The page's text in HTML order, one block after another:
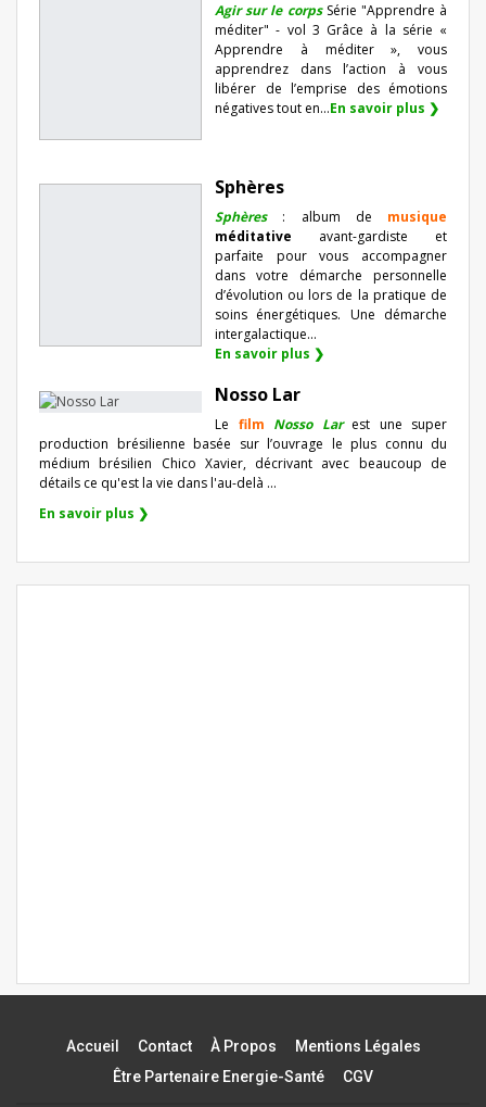
Agir sur le corpsSérie "Apprendre à
méditer" - vol 3 Grâce à la série «
Apprendre à méditer », vous
apprendrez dans l’action à vous
libérer de l’emprise des émotions
négatives tout en...En savoir plus ❯
Sphères
Sphères: album de musique
méditative avant-gardiste et
parfaite pour vous accompagner
dans votre démarche personnelle
d’évolution ou lors de la pratique de
soins énergétiques. Une démarche
intergalactique...
En savoir plus ❯
Nosso Lar
Le film Nosso Lar est une super
production brésilienne basée sur l’ouvrage le plus connu du
médium brésilien Chico Xavier, décrivant avec beaucoup de
détails ce qu'est la vie dans l'au-delà ...
En savoir plus ❯
Accueil Contact À Propos
Mentions Légales
Être Partenaire Energie-Santé
CGV